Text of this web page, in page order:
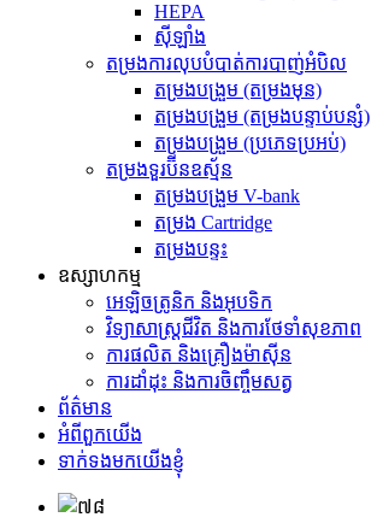
HEPA
ស៊ីឡាំង
តម្រង​ការ​លុប​បំបាត់​ការ​បាញ់​អំបិល
តម្រងបង្រួម (តម្រងមុន)
តម្រងបង្រួម (តម្រងបន្ទាប់បន្សំ)
តម្រងបង្រួម (ប្រភេទប្រអប់)
តម្រងទួរប៊ីនឧស្ម័ន
តម្រងបង្រួម V-bank
តម្រង Cartridge
តម្រងបន្ទះ
ឧស្សាហកម្ម
អេឡិចត្រូនិក និងអុបទិក
វិទ្យាសាស្ត្រជីវិត និងការថែទាំសុខភាព
ការផលិត និងគ្រឿងម៉ាស៊ីន
ការដាំដុះ និងការចិញ្ចឹមសត្វ
ព័ត៌មាន
អំពីពួកយើង
ទាក់ទងមកយើងខ្ញុំ